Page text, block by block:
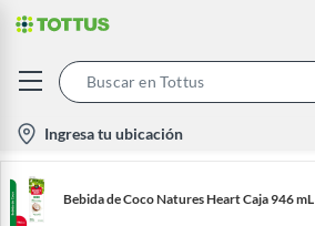
c
c
a
Ingresa tu ubicación
Bebida de Coco Natures Heart Caja 946 mL